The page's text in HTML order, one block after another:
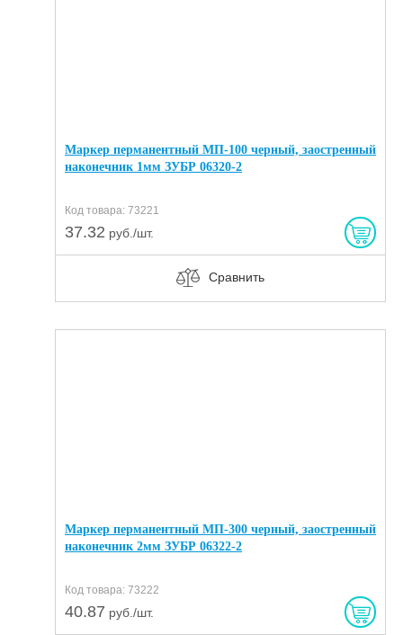
Маркер перманентный МП-100 черный, заостренный
наконечник 1мм ЗУБР 06320-2
Код товара: 73221
37.32 руб./шт.
Сравнить
Маркер перманентный МП-300 черный, заостренный
наконечник 2мм ЗУБР 06322-2
Код товара: 73222
40.87 руб./шт.